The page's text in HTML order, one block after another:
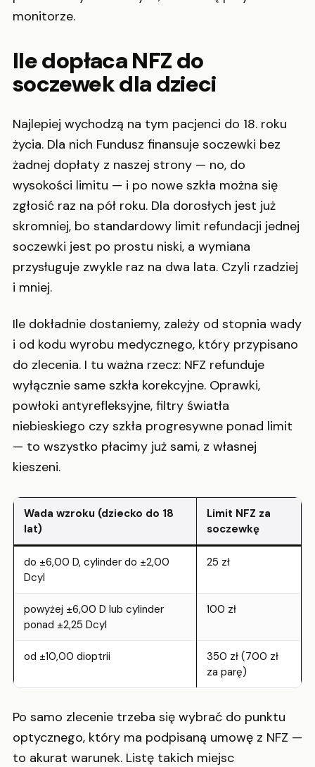
monitorze.
Ile dopłaca NFZ do
soczewek dla dzieci
Najlepiej wychodzą na tym pacjenci do 18. roku
życia. Dla nich Fundusz finansuje soczewki bez
żadnej dopłaty z naszej strony — no, do
wysokości limitu — i po nowe szkła można się
zgłosić raz na pół roku. Dla dorosłych jest już
skromniej, bo standardowy limit refundacji jednej
soczewki jest po prostu niski, a wymiana
przysługuje zwykle raz na dwa lata. Czyli rzadziej
i mniej.
Ile dokładnie dostaniemy, zależy od stopnia wady
i od kodu wyrobu medycznego, który przypisano
do zlecenia. I tu ważna rzecz: NFZ refunduje
wyłącznie same szkła korekcyjne. Oprawki,
powłoki antyrefleksyjne, filtry światła
niebieskiego czy szkła progresywne ponad limit
— to wszystko płacimy już sami, z własnej
kieszeni.
Wada wzroku (dziecko do 18
lat)
Limit NFZ za
soczewkę
do ±6,00 D, cylinder do ±2,00
Dcyl
25 zł
powyżej ±6,00 D lub cylinder
ponad ±2,25 Dcyl
100 zł
od ±10,00 dioptrii
350 zł (700 zł
za parę)
Po samo zlecenie trzeba się wybrać do punktu
optycznego, który ma podpisaną umowę z NFZ —
to akurat warunek. Listę takich miejsc